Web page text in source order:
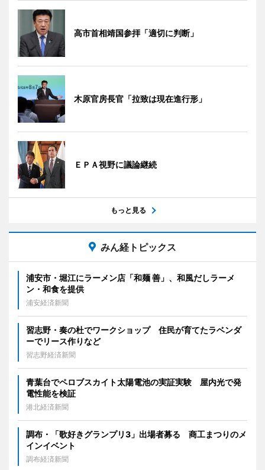
高市首相靖国参拝「適切に判断」
木原官房長官「拉致は現在進行形」
ＥＰＡ視野に議論継続
もっと見る
みん経トピックス
浦安市・堀江にラーメン店「和麺 善」、和風だしラーメ
ン・和食を提供
浦安経済新聞
習志野・奏の杜でワークショップ 住民が育てたラベンダ
ーでリース作りなど
習志野経済新聞
青葉台でペロブスカイト太陽電池の実証実験 屋内光で発
電性能を検証
港北経済新聞
調布・「歌好きグランプリ3」出場者募る 商工まつりのメ
インイベント
調布経済新聞